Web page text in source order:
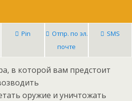
Pin
Отпр. по эл.
почте
SMS
в которой вам предстоит
оружие и уничтожать